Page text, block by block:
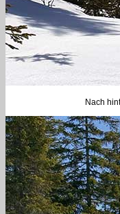
Nach